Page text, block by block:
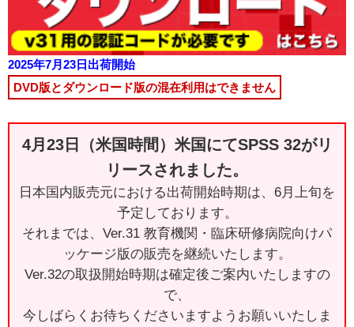
2025年7月23日出荷開始
DVD版とダウンロード版の混在利用はできません
4月23日（米国時間）米国にてSPSS 32がリ
リースされました。
日本国内販売元における出荷開始時期は、6月上旬を
予定しております。
それまでは、Ver.31 教育機関・臨床研修病院向けパ
ッケージ版の販売を継続いたします。
Ver.32の取扱開始時期は確定後ご案内いたしますの
で、
今しばらくお待ちくださいますようお願いいたしま